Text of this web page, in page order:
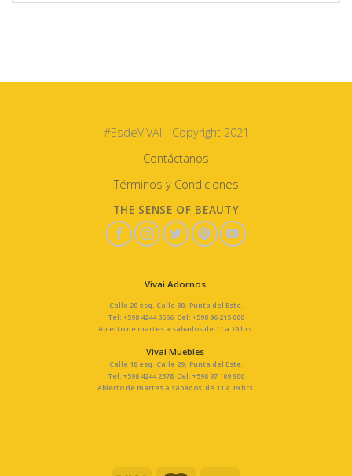
#EsdeVIVAI - Copyright 2021
Contáctanos
Términos y Condiciones
THE SENSE OF BEAUTY
Vivai Adornos
Calle 20 esq. Calle 30, Punta del Este.
Tel: +598 4244 3566 Cel: +598 96 215 000
Abierto de martes a sabados de 11 a 19 hrs.
Vivai Muebles
Calle 18 esq. Calle 29, Punta del Este.
Tel: +598 4244 2678 Cel: +598 97 109 900
Abierto de martes a sábados de 11 a 19 hrs.